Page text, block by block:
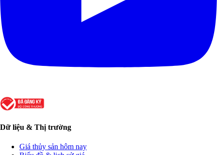
Dữ liệu & Thị trường
Giá thủy sản hôm nay